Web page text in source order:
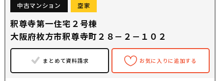
中古マンション 空家
釈尊寺第一住宅２号棟
大阪府枚方市釈尊寺町２８－２－１０２
まとめて資料請求 お気に入りに追加する